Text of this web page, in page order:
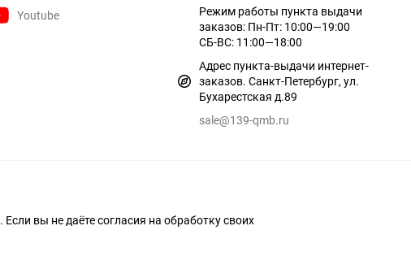
Youtube
Режим работы пункта выдачи
заказов: Пн-Пт: 10:00—19:00
СБ-ВС: 11:00—18:00
Адрес пункта-выдачи интернет-
заказов. Санкт-Петербург, ул.
Бухарестская д.89
sale@139-qmb.ru
. Если вы не даёте согласия на обработку своих